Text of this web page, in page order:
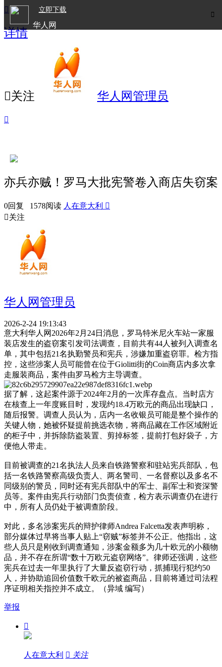

立即下载
华人网

详情
关注 华人网管理员

亦兵亦贼！罗马大批宪警卷入商店失窃案
0回复 1578阅读 人在意大利 
关注
华人网管理员
2026-2-24 19:13:43
意大利华人网2026年2月24日消息，罗马特米尼火车站一家服
装店发生的盗窃案引发司法调查，目前共有44人被列入调查名
单，其中包括21名执勤警员和宪兵，涉嫌加重盗窃罪。检方指
控，这些涉案人员可能曾在位于Giolitti街的Coin商店内多次拿
走服装商品，案件由罗马检方主导调查。
据了解，这起案件源于2024年2月的一次库存盘点。当时店方
在核查上一年度账目时，发现约18.4万欧元的商品出现缺口，
随后报警。调查人员认为，店内一名收银员可能是整个操作的
关键人物，她被怀疑提前挑选衣物，将商品藏在工作区域附近
的柜子中，并拆除防盗装置、剪掉标签，提前打包好袋子，方
便他人带走。
目前被调查的21名执法人员来自铁路警察和驻站宪兵部队，包
括一名铁路警察高级负责人、两名警司、一名督察以及多名不
同级别的警员，同时还有宪兵部队中的军士、副军士和资深警
员等。案件由宪兵行动部门负责侦查，检方表示调查仍在进行
中，所有人员仍处于被调查阶段。
对此，多名涉案宪兵的辩护律师Andrea Falcetta发表声明称，
部分媒体过早将当事人贴上“窃贼”标签并不公正。他指出，这
些人员只是刚收到调查通知，涉案金额多为几十欧元的小额物
品，并不存在所谓“数十万欧元盗窃网络”。律师还强调，这些
宪兵在过去一年里执行了大量反盗窃行动，抓捕现行犯约50
人，并协助追回价值数千欧元的被盗商品，目前将通过司法程
序证明相关指控并不成立。（异域 编写）
举报

人在意大利  关注